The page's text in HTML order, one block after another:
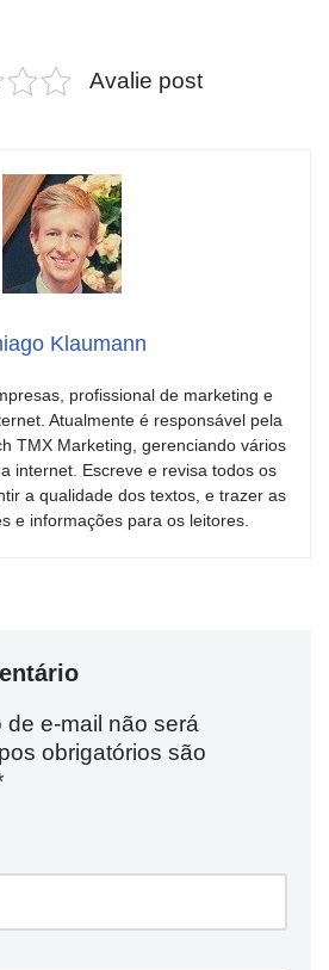
Avalie post
Klaumann
profissional de marketing e
Atualmente é responsável pela
TMX Marketing, gerenciando vários
internet. Escreve e revisa todos os
a qualidade dos textos, e trazer as
e informações para os leitores.
e-mail não será
obrigatórios são